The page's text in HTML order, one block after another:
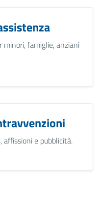
minori, famiglie, anziani
affissioni e pubblicità.